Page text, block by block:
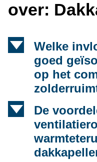
over:
d
Welke
goed
op het
d
De